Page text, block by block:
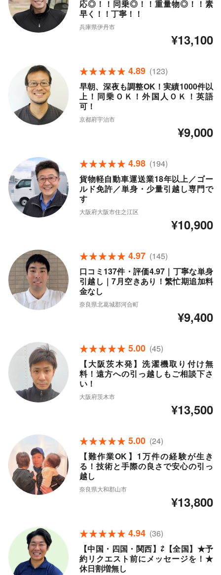
応◎！！同乗◎！！重量物◎！！素
早く！！丁寧！！
兵庫県伊丹市
¥13,100
4.89 (123)
早朝、深夜も調整OK！実績1000件以
上！同乗ＯＫ！外国人ＯＫ！英語
可！
京都府宇治市
¥9,000
4.98 (194)
貨物軽自動車運送業18年以上／ゴー
ルド免許／単身・少量引越し専門で
す
大阪府大阪市住之江区
¥10,900
4.97 (145)
口コミ137件・評価4.97｜丁寧な単身
引越し｜7月空きあり！繁忙期追加料
金なし
奈良県北葛城郡河合町
¥9,400
5.00 (45)
【大阪茨木発】洗濯機取り付け無
料！遠方への引っ越しもご相談下さ
い！
大阪府茨木市
¥13,500
5.00 (24)
【難作業OK】1万件の経験が生き
る！技術と手際の良さで安心の引っ
越し
奈良県大和郡山市
¥13,800
4.94 (36)
【中国・四国・関西】⇄【全国】★予
約リクエスト前にメッセージを！★
休日割増無し